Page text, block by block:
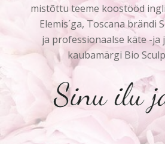
mistõttu teeme koostööd
Elemis´ga, Toscana brändi
ja professionaalse käte -ja
kaubamärgi Bio